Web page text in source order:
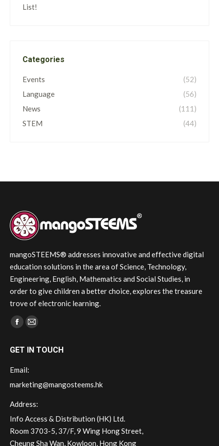
List!
Categories
Events
(52)
Language
(56)
News
(111)
STEM
(44)
mangoSTEEMS® addresses innovative and effective digital
education solutions in the area of Science, Technology,
Engineering, English, Mathematics and Social Studies, in
order to give children a better choice, explores the treasure
trove of electronic learning.
Find us on:
Facebook
opens
window
Mail
opens
window
GET IN TOUCH
Email:
marketing@mangosteems.hk
Address:
Info Access & Distribution (HK) Ltd.
Room 3703-5, 37/F, 9 Wing Hong Street,
Cheung Sha Wan, Kowloon, Hong Kong